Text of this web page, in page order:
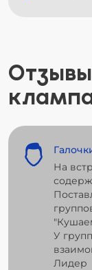
На
У
Лидер